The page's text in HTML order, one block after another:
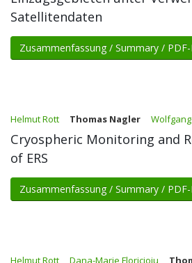
Satellitendaten
Zusammenfassung / Summary /
Helmut Rott Thomas Nagler
Cryospheric Monitoring and
of ERS
Zusammenfassung / Summary /
Helmut Rott Dana-Marie Floricioiu